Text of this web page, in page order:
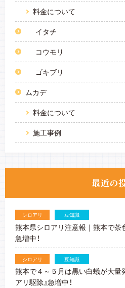
料金について
イタチ
コウモリ
ゴキブリ
ムカデ
料金について
施工事例
シロアリ 豆知識
熊本県シロアリ注意報｜熊本で茶
急増中！
シロアリ 豆知識
熊本で４～５月は黒い白蟻が大量
アリ駆除』急増中！